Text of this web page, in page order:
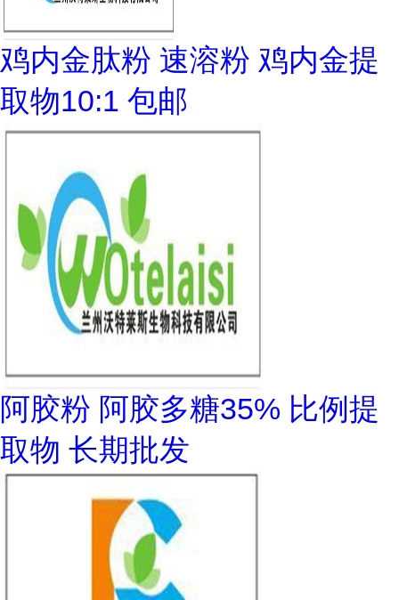
鸡内金肽粉 速溶粉 鸡内金提
取物10:1 包邮
阿胶粉 阿胶多糖35% 比例提
取物 长期批发